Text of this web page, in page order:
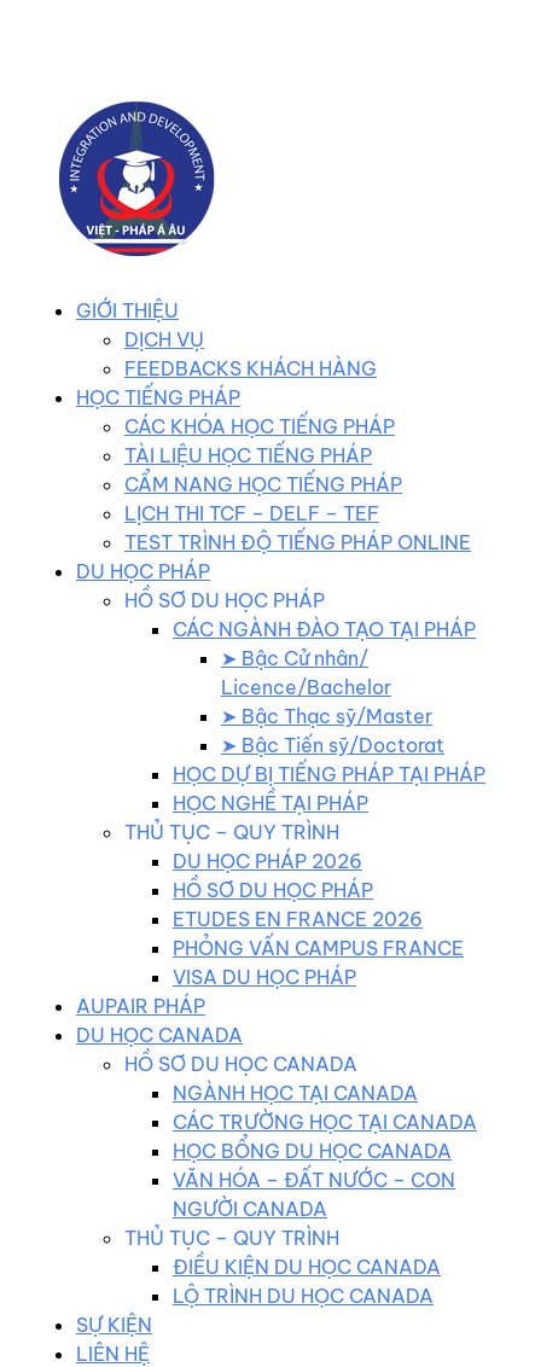
GIỚI THIỆU
DỊCH VỤ
FEEDBACKS KHÁCH HÀNG
HỌC TIẾNG PHÁP
CÁC KHÓA HỌC TIẾNG PHÁP
TÀI LIỆU HỌC TIẾNG PHÁP
CẨM NANG HỌC TIẾNG PHÁP
LỊCH THI TCF – DELF – TEF
TEST TRÌNH ĐỘ TIẾNG PHÁP ONLINE
DU HỌC PHÁP
HỒ SƠ DU HỌC PHÁP
CÁC NGÀNH ĐÀO TẠO TẠI PHÁP
➤ Bậc Cử nhân/
Licence/Bachelor
➤ Bậc Thạc sỹ/Master
➤ Bậc Tiến sỹ/Doctorat
HỌC DỰ BỊ TIẾNG PHÁP TẠI PHÁP
HỌC NGHỀ TẠI PHÁP
THỦ TỤC – QUY TRÌNH
DU HỌC PHÁP 2026
HỒ SƠ DU HỌC PHÁP
ETUDES EN FRANCE 2026
PHỎNG VẤN CAMPUS FRANCE
VISA DU HỌC PHÁP
AUPAIR PHÁP
DU HỌC CANADA
HỒ SƠ DU HỌC CANADA
NGÀNH HỌC TẠI CANADA
CÁC TRƯỜNG HỌC TẠI CANADA
HỌC BỔNG DU HỌC CANADA
VĂN HÓA – ĐẤT NƯỚC – CON
NGƯỜI CANADA
THỦ TỤC – QUY TRÌNH
ĐIỀU KIỆN DU HỌC CANADA
LỘ TRÌNH DU HỌC CANADA
SỰ KIỆN
LIÊN HỆ